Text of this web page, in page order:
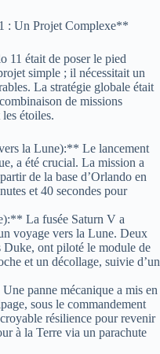
: Un Projet Complexe**
11 était de poser le pied
simple ; il nécessitait un
La stratégie globale était
de missions
étoiles.
la Lune):** Le lancement
a été crucial. La mission a
de la base d’Orlando en
et 40 secondes pour
La fusée Saturn V a
voyage vers la Lune. Deux
Duke, ont piloté le module de
et un décollage, suivie d’un
panne mécanique a mis en
sous le commandement
résilience pour revenir
à la Terre via un parachute